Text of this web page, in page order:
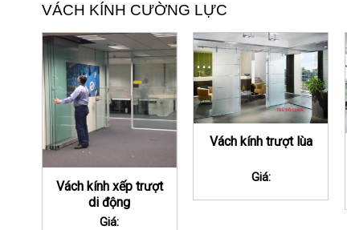
VÁCH KÍNH CƯỜNG LỰC
Vách kính xếp trượt
di động
Giá:
Vách kính trượt lùa
Giá: